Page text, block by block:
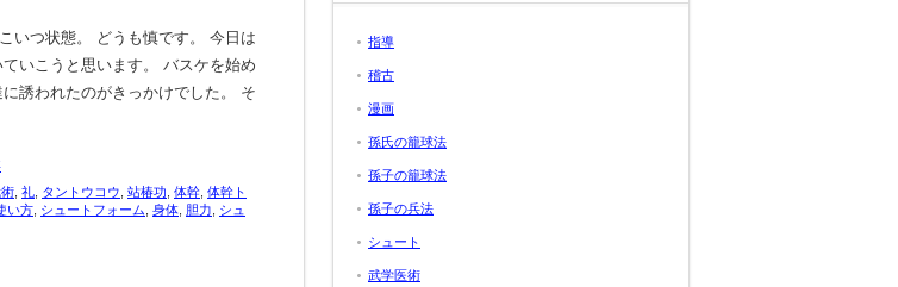
いつ状態。 どうも慎です。 今日は
いこうと思います。 バスケを始め
誘われたのがきっかけでした。 そ
礼 タントウコウ 站椿功 体幹 体幹ト
い方 シュートフォーム 身体 胆力
シュ
指導
稽古
漫画
孫氏の籠球法
孫子の籠球法
孫子の兵法
シュート
武学医術